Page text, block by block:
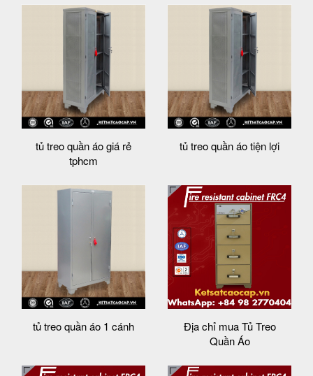
tủ treo quần áo giá rẻ
tphcm
tủ treo quần áo tiện lợi
tủ treo quần áo 1 cánh
Địa chỉ mua Tủ Treo
Quần Áo